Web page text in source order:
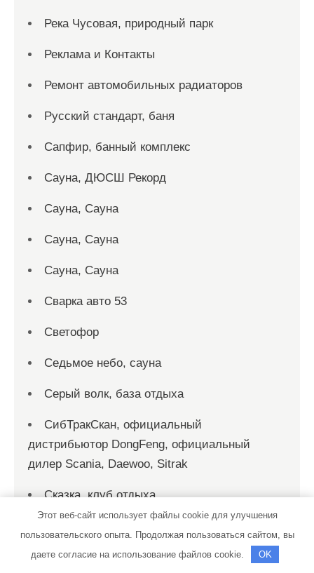
Река Чусовая, природный парк
Реклама и Контакты
Ремонт автомобильных радиаторов
Русский стандарт, баня
Сапфир, банный комплекс
Сауна, ДЮСШ Рекорд
Сауна, Сауна
Сауна, Сауна
Сауна, Сауна
Сварка авто 53
Светофор
Седьмое небо, сауна
Серый волк, база отдыха
СибТракСкан, официальный
дистрибьютор DongFeng, официальный
дилер Scania, Daewoo, Sitrak
Сказка, клуб отдыха
Скиф, автомойка
Этот веб-сайт использует файлы cookie для улучшения
пользовательского опыта. Продолжая пользоваться сайтом, вы
даете согласие на использование файлов cookie.
OK